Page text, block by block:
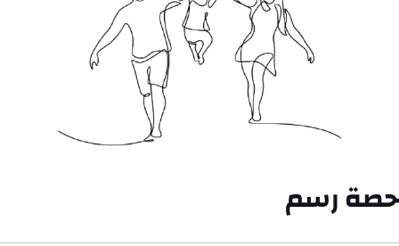
حصة رسم